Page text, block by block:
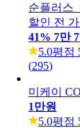
순플러스
할인 전
41% 7만
5.0평점
(295)
미케이
1만원
5.0평점